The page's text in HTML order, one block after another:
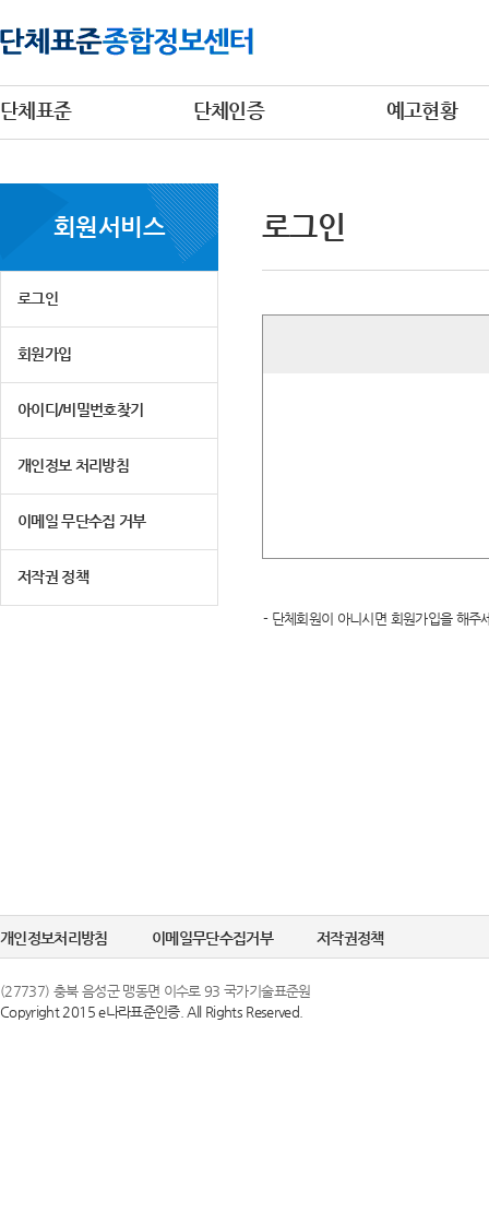
단체표준 단체인증 예고현황
회원서비스
로그인
회원가입
아이디/비밀번호찾기
개인정보 처리방침
이메일 무단수집 거부
저작권 정책
로그인
- 단체회원이 아니시면 회원가입을 해주
개인정보처리방침 이메일무단수집거부 저작권정책
(27737) 충북 음성군 맹동면 이수로 93 국가기술표준원
Copyright 2015 e나라표준인증. All Rights Reserved.